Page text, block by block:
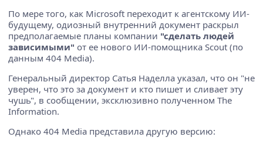
По мере того, как Microsoft переходит к агентскому ИИ-
будущему, одиозный внутренний документ раскрыл
предполагаемые планы компании "сделать людей
зависимыми" от ее нового ИИ-помощника Scout (по
данным 404 Media).
Генеральный директор Сатья Наделла указал, что он "не
уверен, что это за документ и кто пишет и сливает эту
чушь", в сообщении, эксклюзивно полученном The
Information.
Однако 404 Media представила другую версию: